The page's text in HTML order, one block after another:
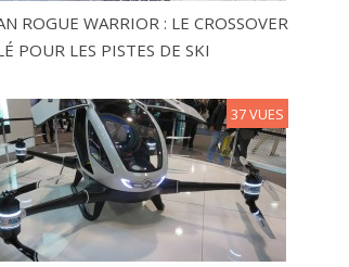
ROGUE WARRIOR : LE CROSSOVER
POUR LES PISTES DE SKI
37 VUES